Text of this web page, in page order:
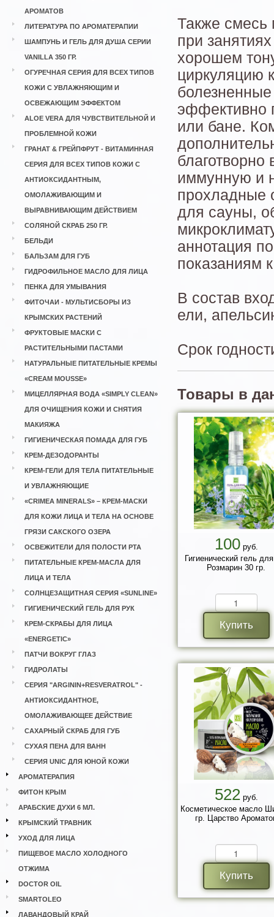
АРОМАТОВ
ЛИТЕРАТУРА ПО АРОМАТЕРАПИИ
ШАМПУНЬ И ГЕЛЬ ДЛЯ ДУША СЕРИИ
VANILLA 350 ГР.
ОГУРЕЧНАЯ СЕРИЯ ДЛЯ ВСЕХ ТИПОВ
КОЖИ С УВЛАЖНЯЮЩИМ И
ОСВЕЖАЮЩИМ ЭФФЕКТОМ
ALOE VERA ДЛЯ ЧУВСТВИТЕЛЬНОЙ И
ПРОБЛЕМНОЙ КОЖИ
ГРАНАТ & ГРЕЙПФРУТ - ВИТАМИННАЯ
СЕРИЯ ДЛЯ ВСЕХ ТИПОВ КОЖИ С
АНТИОКСИДАНТНЫМ,
ОМОЛАЖИВАЮЩИМ И
ВЫРАВНИВАЮЩИМ ДЕЙСТВИЕМ
СОЛЯНОЙ СКРАБ 250 ГР.
БЕЛЬДИ
БАЛЬЗАМ ДЛЯ ГУБ
ГИДРОФИЛЬНОЕ МАСЛО ДЛЯ ЛИЦА
ПЕНКА ДЛЯ УМЫВАНИЯ
ФИТОЧАИ - МУЛЬТИСБОРЫ ИЗ
КРЫМСКИХ РАСТЕНИЙ
ФРУКТОВЫЕ МАСКИ С
РАСТИТЕЛЬНЫМИ ПАСТАМИ
НАТУРАЛЬНЫЕ ПИТАТЕЛЬНЫЕ КРЕМЫ
«CREAM MOUSSE»
МИЦЕЛЛЯРНАЯ ВОДА «SIMPLY CLEAN»
ДЛЯ ОЧИЩЕНИЯ КОЖИ И СНЯТИЯ
МАКИЯЖА
ГИГИЕНИЧЕСКАЯ ПОМАДА ДЛЯ ГУБ
КРЕМ-ДЕЗОДОРАНТЫ
КРЕМ-ГЕЛИ ДЛЯ ТЕЛА ПИТАТЕЛЬНЫЕ
И УВЛАЖНЯЮЩИЕ
«CRIMEA MINERALS» – КРЕМ-МАСКИ
ДЛЯ КОЖИ ЛИЦА И ТЕЛА НА ОСНОВЕ
ГРЯЗИ САКСКОГО ОЗЕРА
ОСВЕЖИТЕЛИ ДЛЯ ПОЛОСТИ РТА
ПИТАТЕЛЬНЫЕ КРЕМ-МАСЛА ДЛЯ
ЛИЦА И ТЕЛА
СОЛНЦЕЗАЩИТНАЯ СЕРИЯ «SUNLINE»
ГИГИЕНИЧЕСКИЙ ГЕЛЬ ДЛЯ РУК
КРЕМ-СКРАБЫ ДЛЯ ЛИЦА
«ENERGETIC»
ПАТЧИ ВОКРУГ ГЛАЗ
ГИДРОЛАТЫ
СЕРИЯ "ARGININ+RESVERATROL" -
АНТИОКСИДАНТНОЕ,
ОМОЛАЖИВАЮЩЕЕ ДЕЙСТВИЕ
САХАРНЫЙ СКРАБ ДЛЯ ГУБ
СУХАЯ ПЕНА ДЛЯ ВАНН
СЕРИЯ UNIC ДЛЯ ЮНОЙ КОЖИ
АРОМАТЕРАПИЯ
ФИТОН КРЫМ
АРАБСКИЕ ДУХИ 6 МЛ.
КРЫМСКИЙ ТРАВНИК
УХОД ДЛЯ ЛИЦА
ПИЩЕВОЕ МАСЛО ХОЛОДНОГО
ОТЖИМА
DOCTOR OIL
SMARTOLEO
ЛАВАНДОВЫЙ КРАЙ
Также смесь
при
хорошем
циркуляцию
эффективно
или бане.
иммунную и
прохладные
для сауны,
аннотация
показаниям
В состав
ели,
Срок
Товары в
100руб.
Гигиенический гель
Розмарин 30 гр.
Купить
522руб.
Косметическое масло
гр. Царство
Купить